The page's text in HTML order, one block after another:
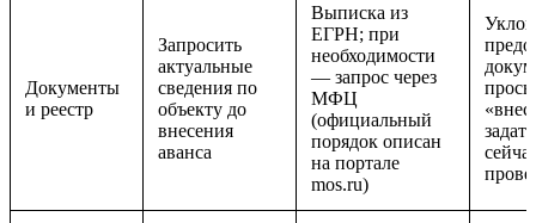
Документы
и реестр
Запросить
актуальные
сведения по
объекту до
внесения
аванса
Выписка из
ЕГРН; при
необходимости
— запрос через
МФЦ
(официальный
порядок описан
на портале
mos.ru)